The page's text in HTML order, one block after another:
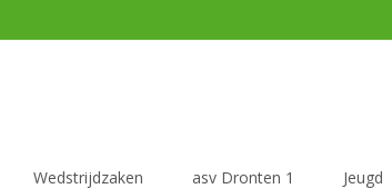
Wedstrijdzaken asv Dronten 1 Jeugd